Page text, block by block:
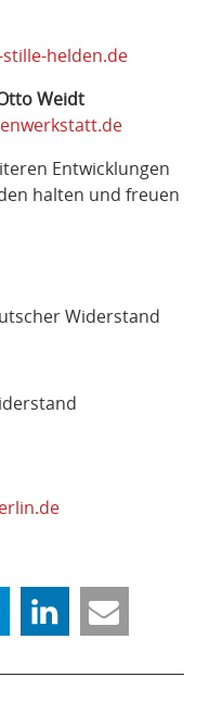
helden.de
Weidt
Entwicklungen
halten und freuen
Widerstand